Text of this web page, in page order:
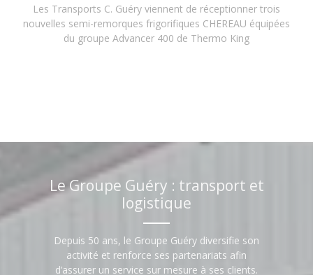
Les Transports C. Guéry viennent de réceptionner trois
nouvelles semi-remorques frigorifiques CHEREAU équipées
du groupe Advancer 400 de Thermo King
Le Groupe Guéry : transport et
logistique
Depuis 50 ans, le Groupe Guéry diversifie son
activité et renforce ses partenariats afin
d’assurer un service sur mesure à ses clients.